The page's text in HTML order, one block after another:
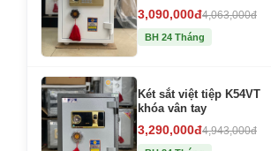
3,090,000đ4,063,000đ
BH 24 Tháng
Két sắt việt tiệp K54VT
khóa vân tay
3,290,000đ4,943,000đ